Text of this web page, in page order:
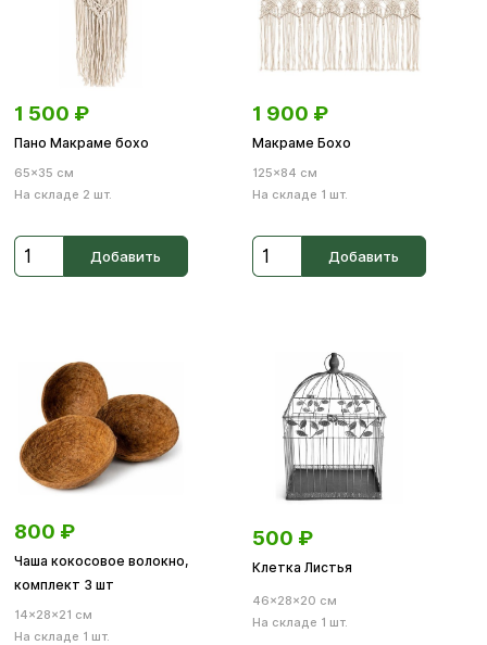
1 500 ₽
Пано Макраме бохо
65×35 см
На складе 2 шт.
Добавить
1 900 ₽
Макраме Бохо
125×84 см
На складе 1 шт.
Добавить
800 ₽
Чаша кокосовое волокно,
комплект 3 шт
14×28×21 см
На складе 1 шт.
500 ₽
Клетка Листья
46×28×20 см
На складе 1 шт.